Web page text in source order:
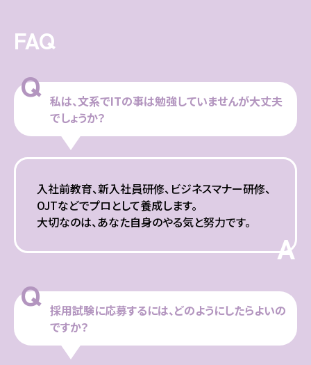
FAQ
Q 私は、文系でITの事は勉強していませんが大丈夫
でしょうか？
A
入社前教育、新入社員研修、ビジネスマナー研修、
OJTなどでプロとして養成します。
大切なのは、あなた自身のやる気と努力です。
Q 採用試験に応募するには、どのようにしたらよいの
ですか？